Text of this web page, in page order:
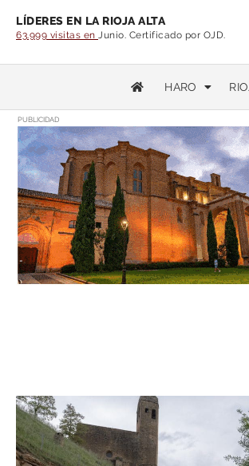
LÍDERES EN LA RIOJA ALTA
63.999 visitas en Junio. Certificado por OJD.
HARO
PUBLICIDAD